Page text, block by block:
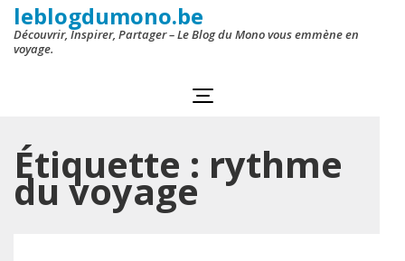
leblogdumono.be
Découvrir, Inspirer, Partager – Le Blog du Mono vous emmène en
voyage.
Étiquette : rythme
du voyage